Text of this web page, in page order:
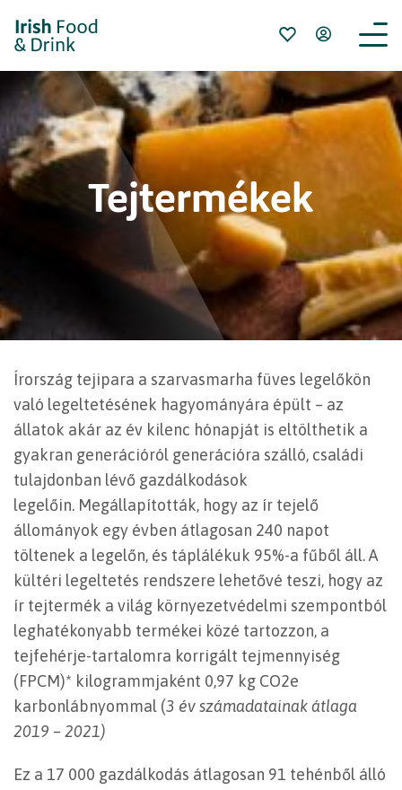
Tejtermékek
Írország tejipara a szarvasmarha füves legelőkön
való legeltetésének hagyományára épült – az
állatok akár az év kilenc hónapját is eltölthetik a
gyakran generációról generációra szálló, családi
tulajdonban lévő gazdálkodások
legelőin. Megállapították, hogy az ír tejelő
állományok egy évben átlagosan 240 napot
töltenek a legelőn, és táplálékuk 95%-a fűből áll. A
kültéri legeltetés rendszere lehetővé teszi, hogy az
ír tejtermék a világ környezetvédelmi szempontból
leghatékonyabb termékei közé tartozzon, a
tejfehérje-tartalomra korrigált tejmennyiség
(FPCM)* kilogrammjaként 0,97 kg CO2e
karbonlábnyommal (3 év számadatainak átlaga
2019 – 2021)
Ez a 17 000 gazdálkodás átlagosan 91 tehénből álló